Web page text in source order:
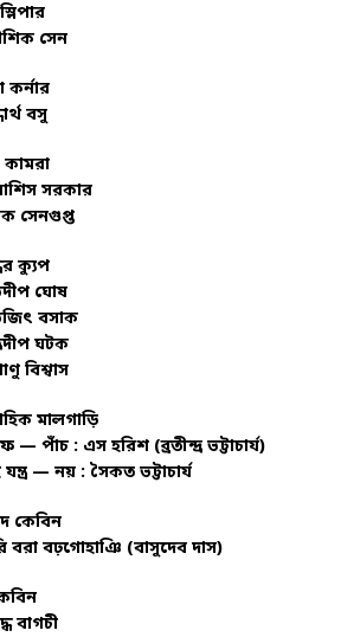
সেন
কর্নার
বসু
কামরা
সরকার
সেনগুপ্ত
ক্যুপ
ঘোষ
বসাক
ঘটক
বিশ্বাস
মালগাড়ি
— পাঁচ : এস হরিশ (ব্রতীন্দ্র ভট্টাচার্য)
যন্ত্র — নয় : সৈকত ভট্টাচার্য
কেবিন
বরা বঢ়গোহাঞি (বাসুদেব দাস)
বাগচী